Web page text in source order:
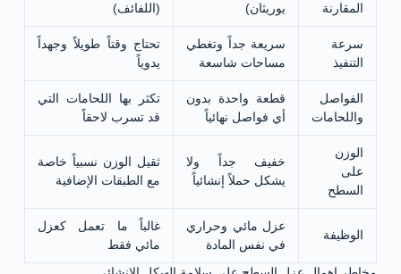
المقارنة
يوريثان)
(اللفائف)
سرعة
التنفيذ
سريعة جداً وتغطي
مساحات شاسعة
تحتاج وقتاً طويلاً وجهداً
يدوياً
الفواصل
واللحامات
قطعة واحدة بدون
أي فواصل نهائياً
تكثر بها اللحامات التي
قد تسرب لاحقاً
الوزن
على
السطح
خفيف جداً ولا
يشكل حملاً إنشائياً
ثقيل الوزن نسبياً خاصة
مع الطبقات الإضافية
الوظيفة
عزل مائي وحراري
في نفس المادة
غالباً ما تعمل كعزل
مائي فقط